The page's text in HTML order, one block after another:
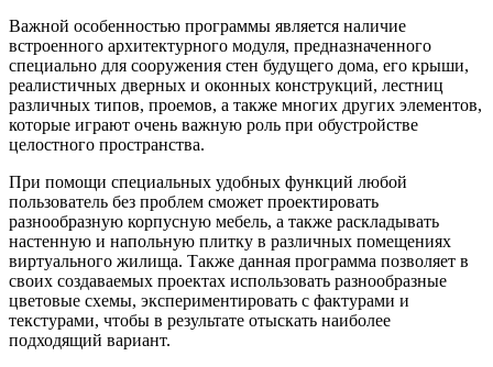
Важной особенностью программы является наличие
встроенного архитектурного модуля, предназначенного
специально для сооружения стен будущего дома, его крыши,
реалистичных дверных и оконных конструкций, лестниц
различных типов, проемов, а также многих других элементов,
которые играют очень важную роль при обустройстве
целостного пространства.
При помощи специальных удобных функций любой
пользователь без проблем сможет проектировать
разнообразную корпусную мебель, а также раскладывать
настенную и напольную плитку в различных помещениях
виртуального жилища. Также данная программа позволяет в
своих создаваемых проектах использовать разнообразные
цветовые схемы, экспериментировать с фактурами и
текстурами, чтобы в результате отыскать наиболее
подходящий вариант.